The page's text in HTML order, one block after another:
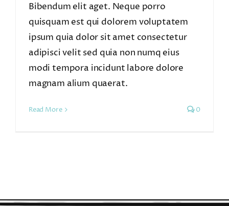
Bibendum elit aget. Neque porro
quisquam est qui dolorem voluptatem
ipsum quia dolor sit amet consectetur
adipisci velit sed quia non numq eius
modi tempora incidunt labore dolore
magnam alium quaerat.
Read More 0